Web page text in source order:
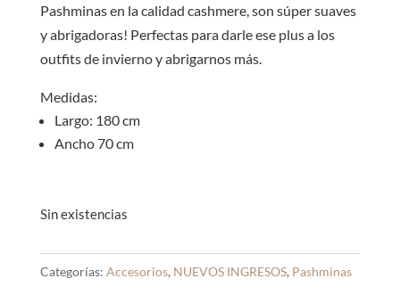
S/35.00.S/
Pashminas en la calidad cashmere, son súper suaves
y abrigadoras! Perfectas para darle ese plus a los
outfits de invierno y abrigarnos más.
Medidas:
Largo: 180 cm
Ancho 70 cm
Sin existencias
Categorías: Accesorios, NUEVOS INGRESOS, Pashminas